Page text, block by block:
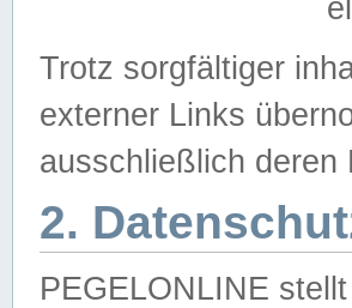
Trotz sorgfältiger
externer Links
ausschließlich deren
2.
PEGELONLINE